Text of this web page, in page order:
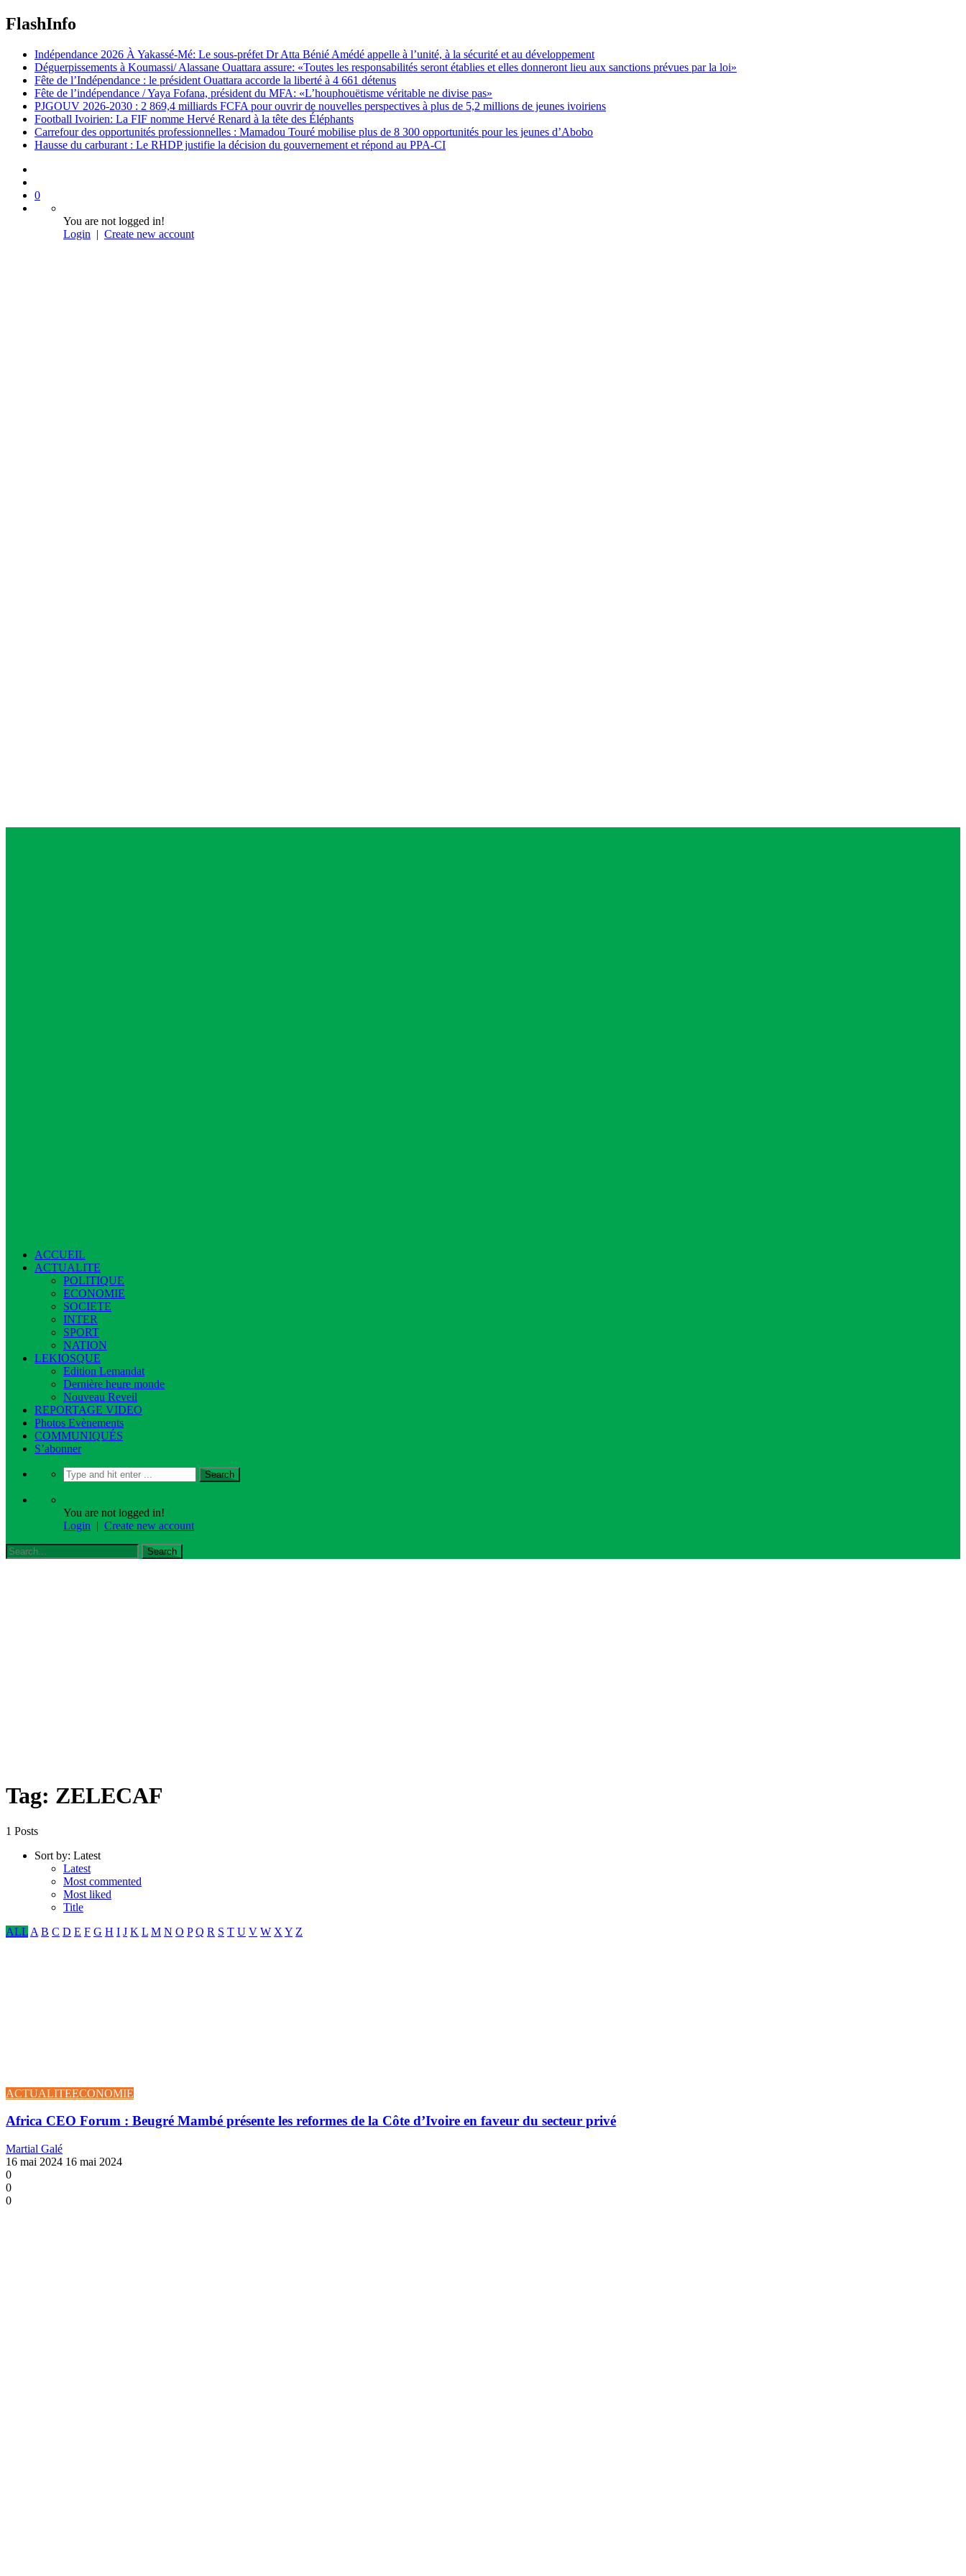
FlashInfo
Indépendance 2026 À Yakassé-Mé: Le sous-préfet Dr Atta Bénié Amédé appelle à l’unité, à la sécurité et au développement
Déguerpissements à Koumassi/ Alassane Ouattara assure: «Toutes les responsabilités seront établies et elles donneront lieu aux sanctions prévues par la loi»
Fête de l’Indépendance : le président Ouattara accorde la liberté à 4 661 détenus
Fête de l’indépendance / Yaya Fofana, président du MFA: «L’houphouëtisme véritable ne divise pas»
PJGOUV 2026-2030 : 2 869,4 milliards FCFA pour ouvrir de nouvelles perspectives à plus de 5,2 millions de jeunes ivoiriens
Football Ivoirien: La FIF nomme Hervé Renard à la tête des Éléphants
Carrefour des opportunités professionnelles : Mamadou Touré mobilise plus de 8 300 opportunités pour les jeunes d’Abobo
Hausse du carburant : Le RHDP justifie la décision du gouvernement et répond au PPA-CI
0
You are not logged in!
Login | Create new account
ACCUEIL
ACTUALITE
POLITIQUE
ECONOMIE
SOCIETE
INTER
SPORT
NATION
LEKIOSQUE
Edition Lemandat
Dernière heure monde
Nouveau Reveil
REPORTAGE VIDEO
Photos Evènements
COMMUNIQUÉS
S’abonner
You are not logged in!
Login | Create new account
Tag: ZELECAF
1 Posts
Sort by: Latest
Latest
Most commented
Most liked
Title
ALL A B C D E F G H I J K L M N O P Q R S T U V W X Y Z
ACTUALITEECONOMIE
Africa CEO Forum : Beugré Mambé présente les reformes de la Côte d’Ivoire en faveur du secteur privé
Martial Galé
16 mai 2024 16 mai 2024
0
0
0